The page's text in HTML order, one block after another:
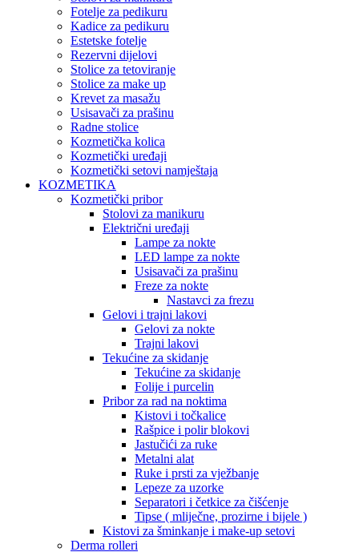
Fotelje za pedikuru
Kadice za pedikuru
Estetske fotelje
Rezervni dijelovi
Stolice za tetoviranje
Stolice za make up
Krevet za masažu
Usisavači za prašinu
Radne stolice
Kozmetička kolica
Kozmetički uređaji
Kozmetički setovi namještaja
KOZMETIKA
Kozmetički pribor
Stolovi za manikuru
Električni uređaji
Lampe za nokte
LED lampe za nokte
Usisavači za prašinu
Freze za nokte
Nastavci za frezu
Gelovi i trajni lakovi
Gelovi za nokte
Trajni lakovi
Tekućine za skidanje
Tekućine za skidanje
Folije i purcelin
Pribor za rad na noktima
Kistovi i točkalice
Rašpice i polir blokovi
Jastučići za ruke
Metalni alat
Ruke i prsti za vježbanje
Lepeze za uzorke
Separatori i četkice za čišćenje
Tipse ( mliječne, prozirne i bijele )
Kistovi za šminkanje i make-up setovi
Derma rolleri